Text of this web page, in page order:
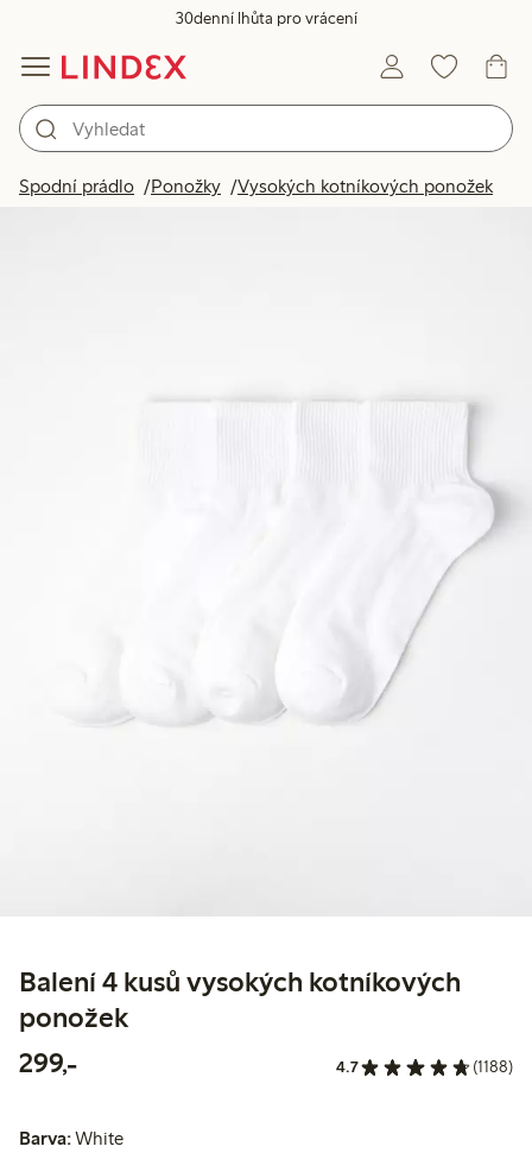
30denní lhůta pro vrácení
Spodní prádlo Ponožky Vysokých kotníkových ponožek
Balení 4 kusů vysokých kotníkových
ponožek
299,-299,00 Kč 4.7 (1188)
Barva:White